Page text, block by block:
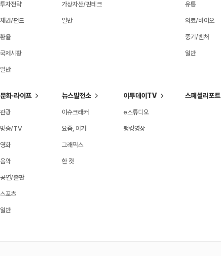
투자전략
채권/펀드
환율
국제시황
일반
가상자산/핀테크
일반
유통
의료/바이오
중기/벤처
일반
문화·라이프
관광
방송/TV
영화
음악
공연/출판
스포츠
일반
뉴스발전소
이슈크래커
요즘, 이거
그래픽스
한 컷
이투데이TV
e스튜디오
랭킹영상
스페셜리포트